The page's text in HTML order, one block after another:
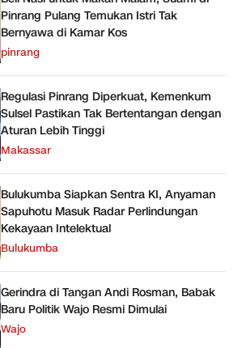
Pinrang Pulang Temukan Istri Tak
Bernyawa di Kamar Kos
pinrang
Regulasi Pinrang Diperkuat, Kemenkum
Sulsel Pastikan Tak Bertentangan dengan
Aturan Lebih Tinggi
Makassar
Bulukumba Siapkan Sentra KI, Anyaman
Sapuhotu Masuk Radar Perlindungan
Kekayaan Intelektual
Bulukumba
Gerindra di Tangan Andi Rosman, Babak
Baru Politik Wajo Resmi Dimulai
Wajo